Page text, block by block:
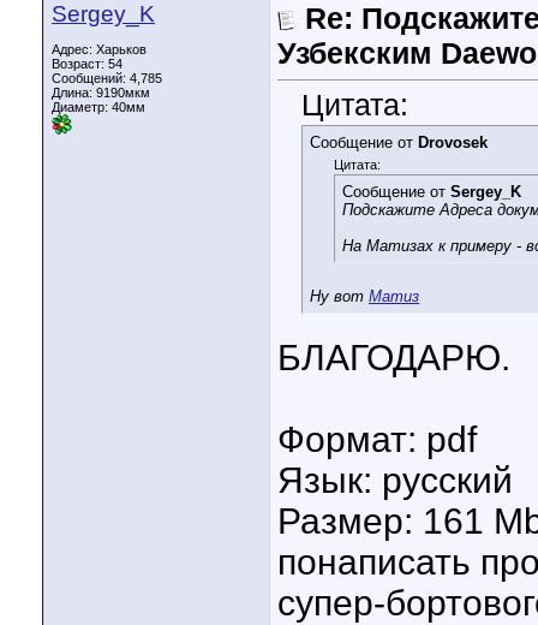
Sergey_K
Адрес: Харьков
Возраст: 54
Сообщений: 4,785
Длина: 9190мкм
Диаметр: 40мм
Re:
Узбекским Daewo
Цитата:
Сообщение от Drovosek
Цитата:
Сообщение от Sergey_K
Подскажите Адреса
На Матизах к примеру -
Ну вот Матиз
БЛАГОДАРЮ.
Формат: pdf
Язык: русский
Размер: 161
понаписать
супер-